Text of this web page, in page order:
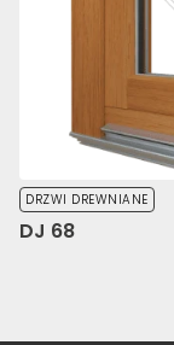
DRZWI DREWNIANE
DJ 68